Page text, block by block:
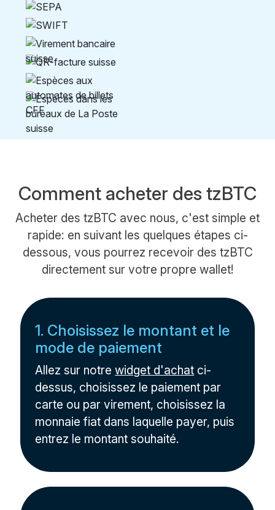
Comment acheter des tzBTC
Acheter des tzBTC avec nous, c'est simple et
rapide: en suivant les quelques étapes ci-
dessous, vous pourrez recevoir des tzBTC
directement sur votre propre wallet!
1. Choisissez le montant et le
mode de paiement
Allez sur notrewidget d'achat ci-
dessus, choisissez le paiement par
carte ou par virement, choisissez la
monnaie fiat dans laquelle payer, puis
entrez le montant souhaité.